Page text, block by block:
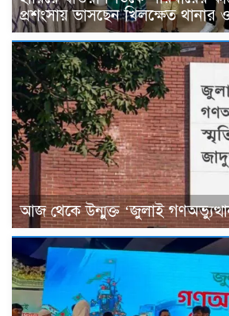
প্রশংসায় ভাসছেন খিলক্ষেত থানার
আজ থেকে উন্মুক্ত ‘জুলাই